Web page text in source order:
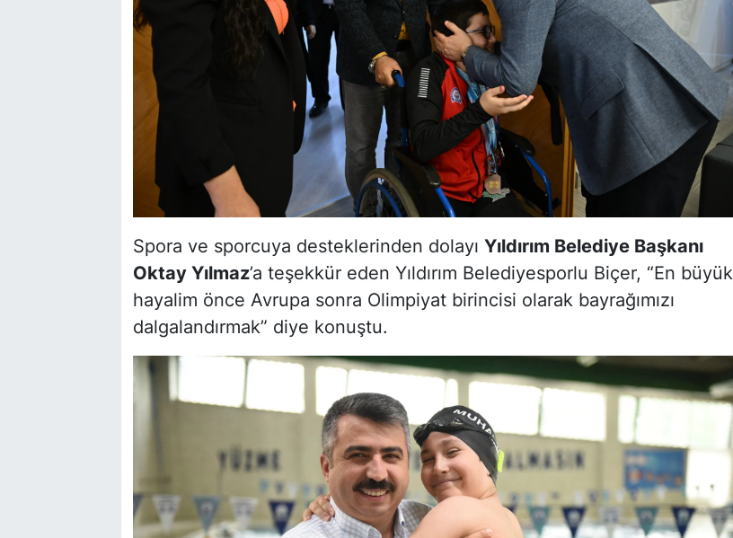
Spora ve sporcuya desteklerinden dolayı Yıldırım Belediye Başkanı
Oktay Yılmaz’a teşekkür eden Yıldırım Belediyesporlu Biçer, “En büyük
hayalim önce Avrupa sonra Olimpiyat birincisi olarak bayrağımızı
dalgalandırmak” diye konuştu.